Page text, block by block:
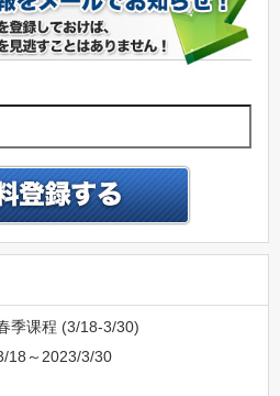
季课程 (3/18-3/30)
18～2023/3/30